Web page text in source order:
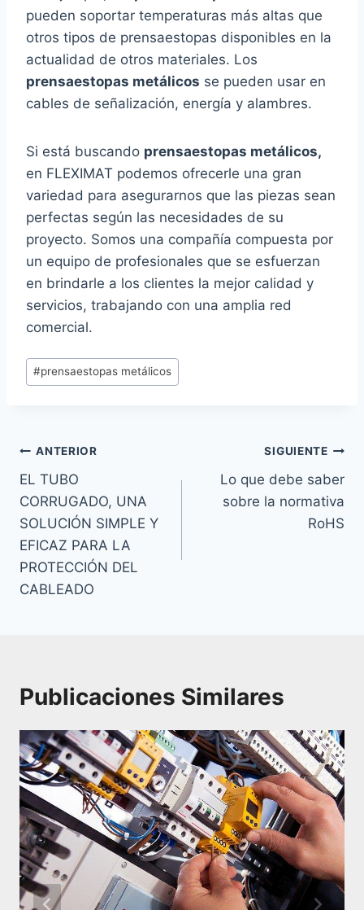
pueden soportar temperaturas más altas que
otros tipos de prensaestopas disponibles en la
actualidad de otros materiales. Los
prensaestopas metálicos se pueden usar en
cables de señalización, energía y alambres.
Si está buscando prensaestopas metálicos,
en FLEXIMAT podemos ofrecerle una gran
variedad para asegurarnos que las piezas sean
perfectas según las necesidades de su
proyecto. Somos una compañía compuesta por
un equipo de profesionales que se esfuerzan
en brindarle a los clientes la mejor calidad y
servicios, trabajando con una amplia red
comercial.
Etiquetas
de
#prensaestopas metálicos
Navegación
de
entradas
ANTERIOR
EL TUBO
CORRUGADO, UNA
SOLUCIÓN SIMPLE Y
EFICAZ PARA LA
PROTECCIÓN DEL
CABLEADO
SIGUIENTE
Lo que debe saber
sobre la normativa
RoHS
Publicaciones Similares